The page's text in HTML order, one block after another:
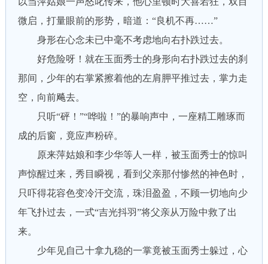
微启，打量眼前的形势，暗道：“良机不再……”
身形在心念未已中毫不考虑地向右扑跌过去。
好危险呀！就在玉面秀士的身形向右扑跌过去的刹
那间，少年的右掌紧擦着他的左肩胛平推过去，掌力走
空，向前飚去。
只听“砰！”“哗啦！”的暴响声中，一座精工雕琢而
成的后窗，竟应声粉碎。
原来萍姑娘和李少华等人一样，被玉面秀士的惊叫
声惊醒过来，秀目瞬视，看到父亲那付惨然的神色时，
只吓得花容色变冷汗交流，珠泪盈盈，不顾一切地向少
年飞扑过去，一式“吉光抖羽”将父亲从万险中救了出
来。
少年见自己十拿九稳的一掌竟被玉面秀士躲过，心